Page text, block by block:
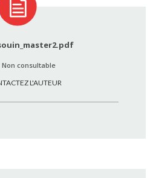
Non consultable
L'AUTEUR